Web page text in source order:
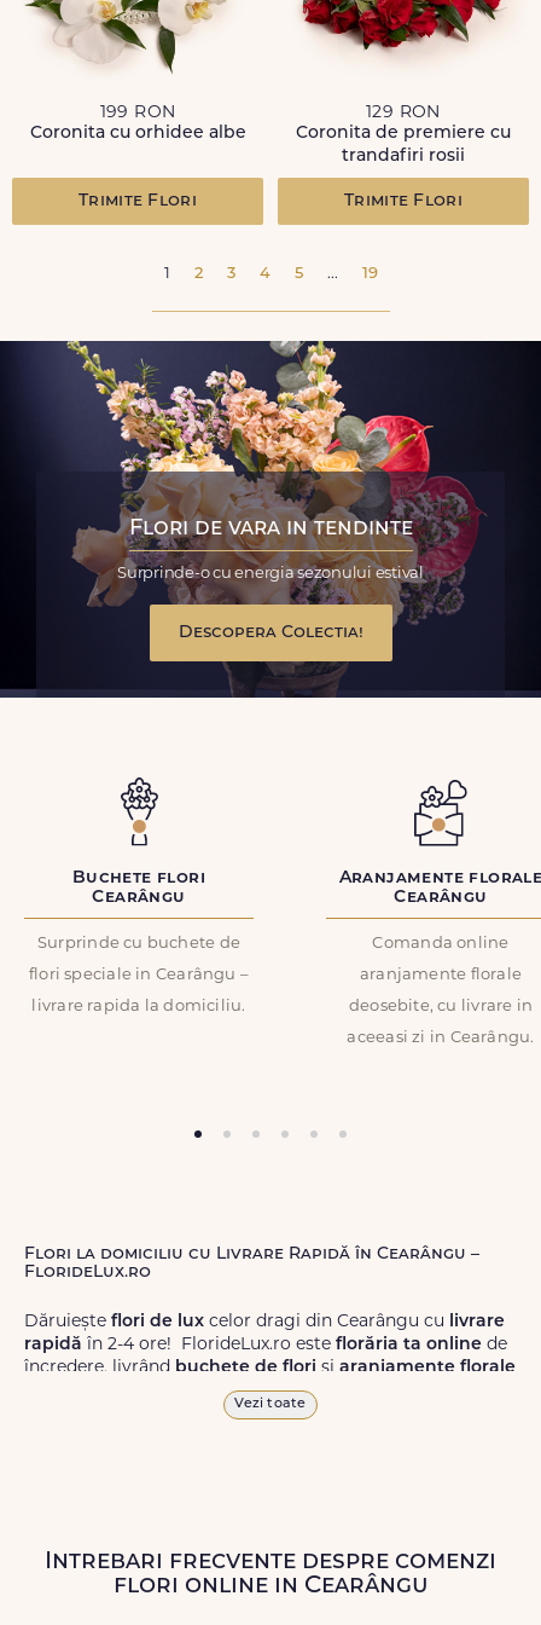
199 RON
Coronita cu orhidee albe
Trimite Flori
129 RON
Coronita de premiere cu
trandafiri rosii
Trimite Flori
1 2 3 4 5 ... 19
Flori de vara in tendinte
Surprinde-o cu energia sezonului estival
Descopera Colectia!
Buchete flori
Cearângu
Surprinde cu buchete de
flori speciale in Cearângu –
livrare rapida la domiciliu.
Aranjamente
Cearângu
Comanda online
aranjamente florale
deosebite, cu livrare in
aceeasi zi in Cearângu.
Flori la domiciliu cu Livrare Rapidă în Cearângu –
FlorideLux.ro
Dăruiește flori de lux celor dragi din Cearângu cu livrare
rapidă în 2-4 ore! FlorideLux.ro este florăria ta online de
încredere, livrând buchete de flori și aranjamente florale
de calitate superioară în Cearângu și în toată România.
Livrăm buchete de florichiar și în weekend, pentru ca tu
să poți adresa un gest frumos atunci când ai nevoie.
Vezi toate
Intrebari frecvente despre comenzi
flori online in Cearângu